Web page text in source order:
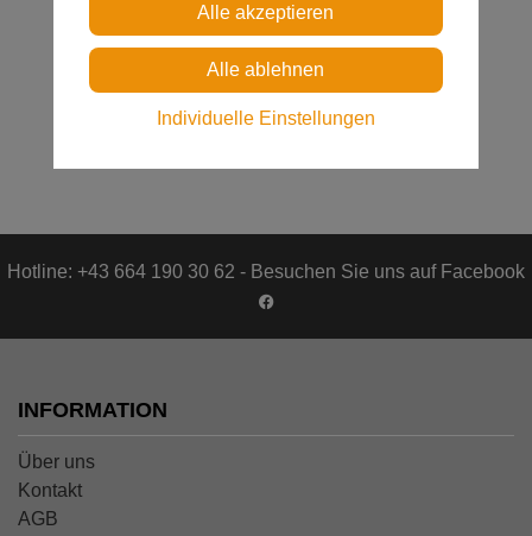
MGO Open
Oxan
Individuelle Einstellungen
Hotline: +43 664 190 30 62 - Besuchen Sie uns auf Facebook
INFORMATION
Über uns
Kontakt
AGB